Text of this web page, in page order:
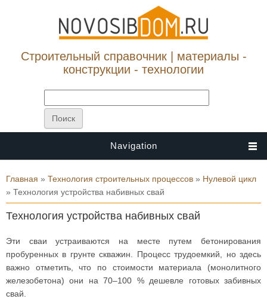
Строительный справочник | материалы -
конструкции - технологии
Navigation
Вы здесь
Главная » Технология строительных процессов » Нулевой цикл
» Технология устройства набивных свай
Технология устройства набивных свай
Эти сваи устраиваются на месте путем бетонирования
пробуренных в грунте скважин. Процесс трудоемкий, но здесь
важно отметить, что по стоимости материала (монолитного
железобетона) они на 70–100 % дешевле готовых забивных
свай.